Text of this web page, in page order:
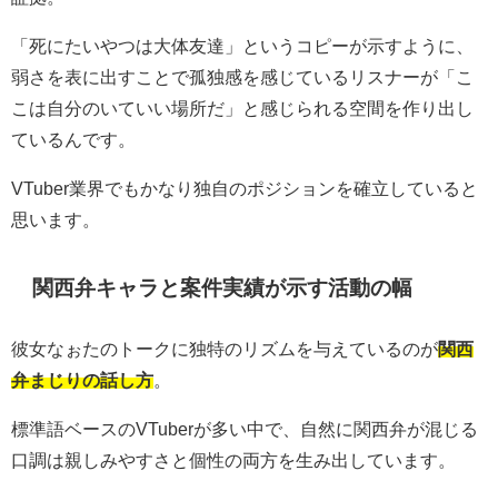
「死にたいやつは大体友達」というコピーが示すように、
弱さを表に出すことで孤独感を感じているリスナーが「こ
こは自分のいていい場所だ」と感じられる空間を作り出し
ているんです。
VTuber業界でもかなり独自のポジションを確立していると
思います。
関西弁キャラと案件実績が示す活動の幅
彼女なぉたのトークに独特のリズムを与えているのが関西
弁まじりの話し方
標準語ベースのVTuberが多い中で、自然に関西弁が混じる
口調は親しみやすさと個性の両方を生み出しています。